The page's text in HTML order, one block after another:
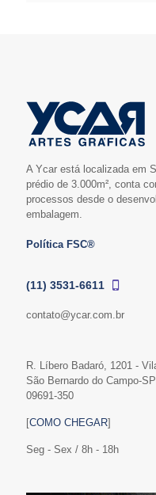
A Ycar está localizada em
prédio de 3.000m², conta
processos desde o
embalagem.
Política FSC®
(11) 3531-6611
contato@ycar.com.br
R. Líbero Badaró, 1201 -
São Bernardo do Campo-SP
09691-350
[COMO CHEGAR]
Seg - Sex / 8h - 18h